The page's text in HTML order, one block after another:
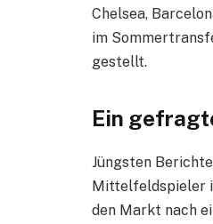
Chelsea,
im
gestellt.
Ein
Jüngsten
Mittelfeldspieler
den Markt nach